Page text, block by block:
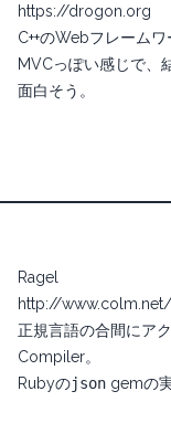
https://drogon.org
C++のWebフレームワ
MVCっぽい感じで、
面白そう。
Ragel
http://
正規言語の合間にア
Compiler。
Rubyのjson gemの